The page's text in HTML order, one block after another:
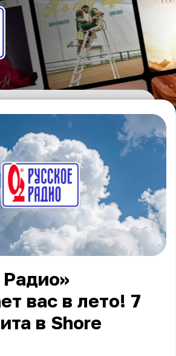
Радио»
вас в лето! 7
в Shore